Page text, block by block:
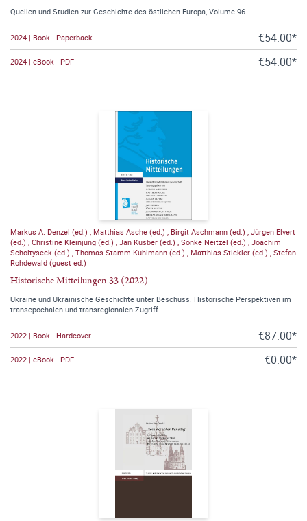
Quellen und Studien zur Geschichte des östlichen Europa, Volume 96
2024 | Book - Paperback €54.00*
2024 | eBook - PDF €54.00*
Markus A. Denzel (ed.) Matthias Asche (ed.) Birgit Aschmann (ed.) Jürgen Elvert
(ed.) Christine Kleinjung (ed.) Jan Kusber (ed.) Sönke Neitzel (ed.) Joachim
Scholtyseck (ed.) Thomas Stamm-Kuhlmann (ed.) Matthias Stickler (ed.) Stefan
Rohdewald (guest ed.)
Historische Mitteilungen 33 (2022)
Ukraine und Ukrainische Geschichte unter Beschuss. Historische Perspektiven im
transepochalen und transregionalen Zugriff
2022 | Book - Hardcover €87.00*
2022 | eBook - PDF €0.00*